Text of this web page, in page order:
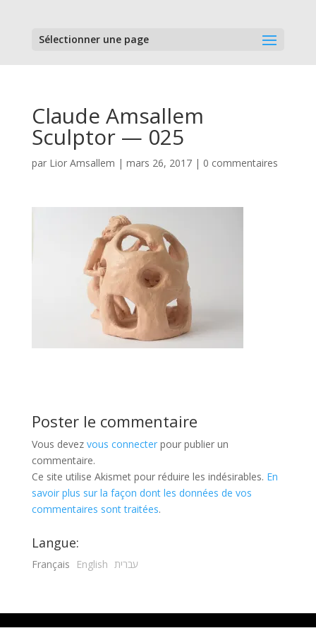
Sélectionner une page
Claude Amsallem
Sculptor — 025
par Lior Amsallem | mars 26, 2017| 0 commentaires
Poster le commentaire
Vous devez vous connecterpour publier un
commentaire.
Ce site utilise Akismet pour réduire les indésirables. En
savoir plus sur la façon dont les données de vos
commentaires sont traitées.
Langue:
Français English עברית